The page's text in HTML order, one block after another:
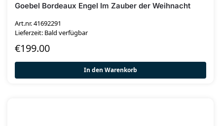
Goebel Bordeaux Engel Im Zauber der Weihnacht
Art.nr. 41692291
Lieferzeit: Bald verfügbar
€199.00
In den Warenkorb